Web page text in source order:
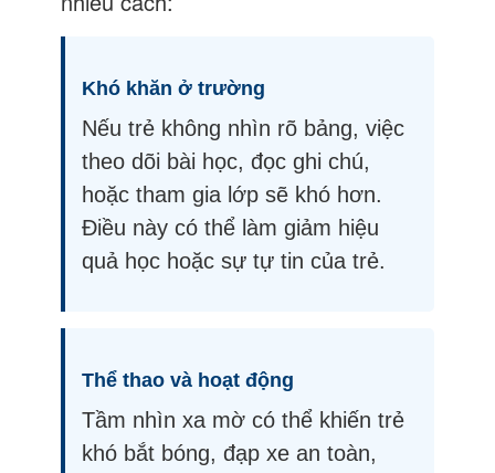
Khó khăn ở trường
Nếu trẻ không nhìn rõ bảng, việc
theo dõi bài học, đọc ghi chú,
hoặc tham gia lớp sẽ khó hơn.
Điều này có thể làm giảm hiệu
quả học hoặc sự tự tin của trẻ.
Thể thao và hoạt động
Tầm nhìn xa mờ có thể khiến trẻ
khó bắt bóng, đạp xe an toàn,